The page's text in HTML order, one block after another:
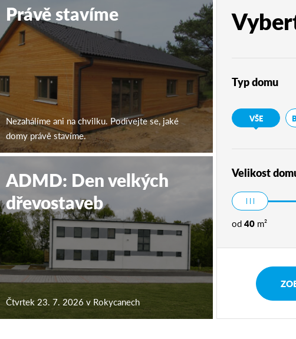
Typ domu
VŠE
Velikost
od40 m²
Právě stavíme
Nezahálíme ani na chvilku. Podívejte se, jaké
domy právě stavíme.
ADMD: Den velkých
dřevostaveb
Čtvrtek 23. 7. 2026 v Rokycanech